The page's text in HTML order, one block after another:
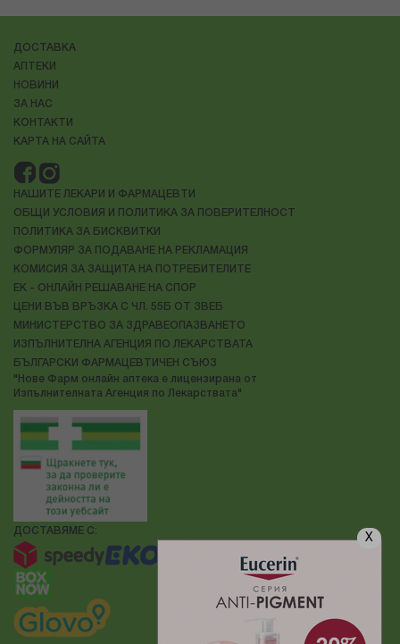
X
ДОСТАВКА
АПТЕКИ
НОВИНИ
ЗА НАС
КОНТАКТИ
КАРТА НА САЙТА
НАШИТЕ ЛЕКАРИ И ФАРМАЦЕВТИ
ОБЩИ УСЛОВИЯ И ПОЛИТИКА ЗА ПОВЕРИТЕЛНОСТ
ПОЛИТИКА ЗА БИСКВИТКИ
ФОРМУЛЯР ЗА ПОДАВАНЕ НА РЕКЛАМАЦИЯ
КОМИСИЯ ЗА ЗАЩИТА НА ПОТРЕБИТЕЛИТЕ
ЕК - ОНЛАЙН РЕШАВАНЕ НА СПОР
ЦЕНИ ВЪВ ВРЪЗКА С ЧЛ. 55Б ОТ ЗВЕБ
МИНИСТЕРСТВО ЗА ЗДРАВЕОПАЗВАНЕТО
ИЗПЪЛНИТЕЛНА АГЕНЦИЯ ПО ЛЕКАРСТВАТА
БЪЛГАРСКИ ФАРМАЦЕВТИЧЕН СЪЮЗ
"Нове Фарм онлайн аптека е лицензирана от
Изпълнителната Агенция по Лекарствата"
ДОСТАВЯМЕ С: